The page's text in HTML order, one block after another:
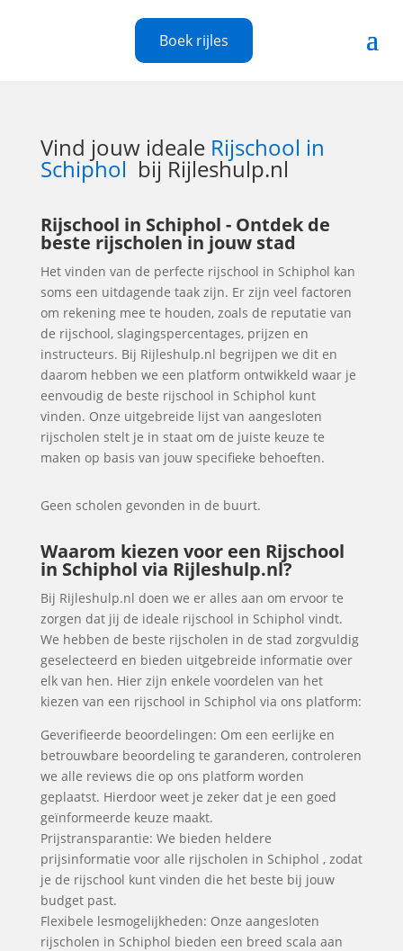
Boek rijles
Vind jouw ideale Rijschool in
Schiphol bij Rijleshulp.nl
Rijschool in Schiphol - Ontdek de
beste rijscholen in jouw stad
Het vinden van de perfecte rijschool in Schiphol kan
soms een uitdagende taak zijn. Er zijn veel factoren
om rekening mee te houden, zoals de reputatie van
de rijschool, slagingspercentages, prijzen en
instructeurs. Bij Rijleshulp.nl begrijpen we dit en
daarom hebben we een platform ontwikkeld waar je
eenvoudig de beste rijschool in Schiphol kunt
vinden. Onze uitgebreide lijst van aangesloten
rijscholen stelt je in staat om de juiste keuze te
maken op basis van jouw specifieke behoeften.
Geen scholen gevonden in de buurt.
Waarom kiezen voor een Rijschool
in Schiphol via Rijleshulp.nl?
Bij Rijleshulp.nl doen we er alles aan om ervoor te
zorgen dat jij de ideale rijschool in Schiphol vindt.
We hebben de beste rijscholen in de stad zorgvuldig
geselecteerd en bieden uitgebreide informatie over
elk van hen. Hier zijn enkele voordelen van het
kiezen van een rijschool in Schiphol via ons platform:
Geverifieerde beoordelingen: Om een eerlijke en
betrouwbare beoordeling te garanderen, controleren
we alle reviews die op ons platform worden
geplaatst. Hierdoor weet je zeker dat je een goed
geïnformeerde keuze maakt.
Prijstransparantie: We bieden heldere
prijsinformatie voor alle rijscholen in Schiphol , zodat
je de rijschool kunt vinden die het beste bij jouw
budget past.
Flexibele lesmogelijkheden: Onze aangesloten
rijscholen in Schiphol bieden een breed scala aan